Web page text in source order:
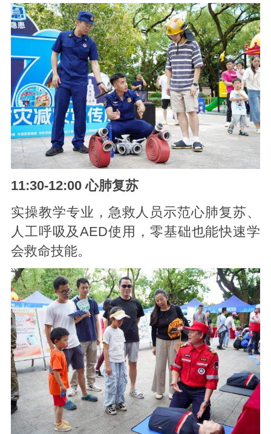
11:30-12:00 心肺复苏
实操教学专业，急救人员示范心肺复苏、
人工呼吸及AED使用，零基础也能快速学
会救命技能。